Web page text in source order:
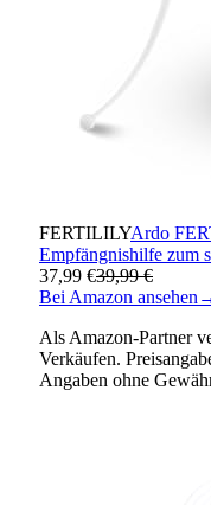
FERTILILYArdo
Empfängnishilfe zum
37,99 €39,99 €
Bei Amazon ansehen
Als Amazon-Partner
Verkäufen.
Angaben ohne